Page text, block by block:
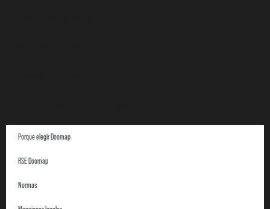
Porque elegir Doomap
RSE Doomap
Normas